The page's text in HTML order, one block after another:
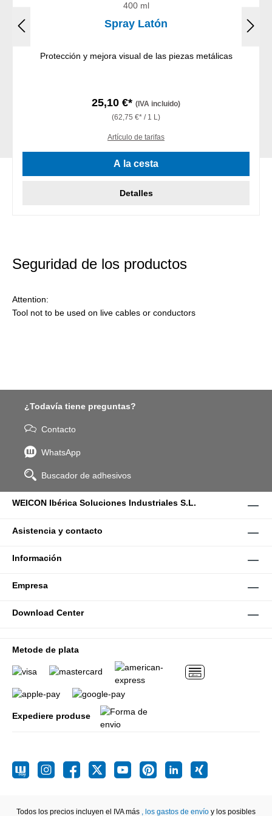
400 ml
Spray Latón
Protección y mejora visual de las piezas metálicas
25,10 €* (IVA incluido)
(62,75 €* / 1 L)
Artículo de tarifas
A la cesta
Detalles
Seguridad de los productos
Attention:
Tool not to be used on live cables or conductors
¿Todavía tiene preguntas?
Contacto
WhatsApp
Buscador de adhesivos
WEICON Ibérica Soluciones Industriales S.L.
Asistencia y contacto
Información
Empresa
Download Center
Metode de plata
Expediere produse
Todos los precios incluyen el IVA más , los gastos de envío y los posibles